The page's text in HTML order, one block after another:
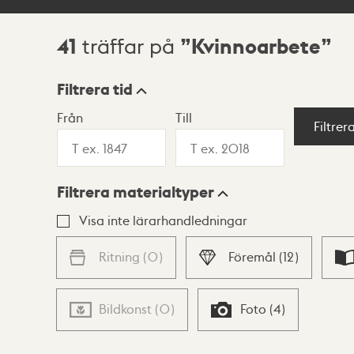
Sökresultat
41 träffar på Kvinnoarbete
Visningsläge
Lista Karta
Filtrera tid
Från Till
Filtrera materialtyper
Visa inte lärarhandledningar
Ritning (0) Föremål (12)
Bildkonst (0) Foto (4)